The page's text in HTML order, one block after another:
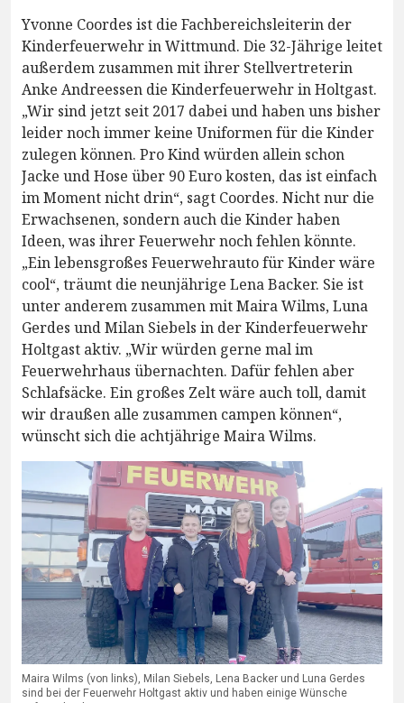
Yvonne Coordes ist die Fachbereichsleiterin der
Kinderfeuerwehr in Wittmund. Die 32-Jährige leitet
außerdem zusammen mit ihrer Stellvertreterin
Anke Andreessen die Kinderfeuerwehr in Holtgast.
„Wir sind jetzt seit 2017 dabei und haben uns bisher
leider noch immer keine Uniformen für die Kinder
zulegen können. Pro Kind würden allein schon
Jacke und Hose über 90 Euro kosten, das ist einfach
im Moment nicht drin“, sagt Coordes. Nicht nur die
Erwachsenen, sondern auch die Kinder haben
Ideen, was ihrer Feuerwehr noch fehlen könnte.
„Ein lebensgroßes Feuerwehrauto für Kinder wäre
cool“, träumt die neunjährige Lena Backer. Sie ist
unter anderem zusammen mit Maira Wilms, Luna
Gerdes und Milan Siebels in der Kinderfeuerwehr
Holtgast aktiv. „Wir würden gerne mal im
Feuerwehrhaus übernachten. Dafür fehlen aber
Schlafsäcke. Ein großes Zelt wäre auch toll, damit
wir draußen alle zusammen campen können“,
wünscht sich die achtjährige Maira Wilms.
Maira Wilms (von links), Milan Siebels, Lena Backer und Luna Gerdes
sind bei der Feuerwehr Holtgast aktiv und haben einige Wünsche